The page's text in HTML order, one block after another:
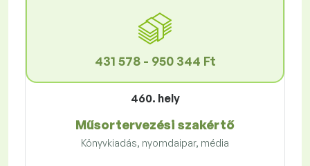
431 578 - 950 344 Ft
460. hely
Műsortervezési szakértő
Könyvkiadás, nyomdaipar, média